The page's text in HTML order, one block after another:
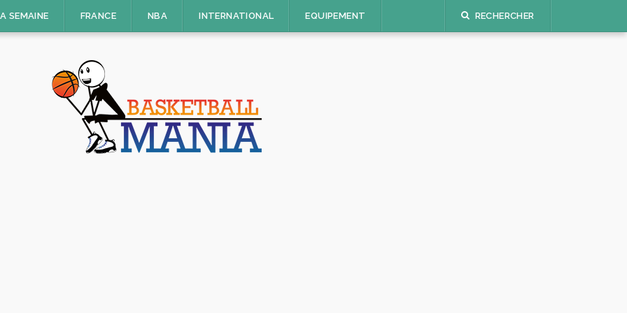
SEMAINE FRANCE NBA INTERNATIONAL EQUIPEMENT RECHERCHER